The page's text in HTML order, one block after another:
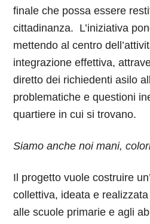
finale che possa essere
cittadinanza. L’iniziativa
mettendo al centro
integrazione effettiva,
diretto dei richiedenti asilo
problematiche e questioni
quartiere in cui si trovano.
Siamo anche noi mani,
Il progetto vuole costruire
collettiva, ideata e
alle scuole primarie e agli